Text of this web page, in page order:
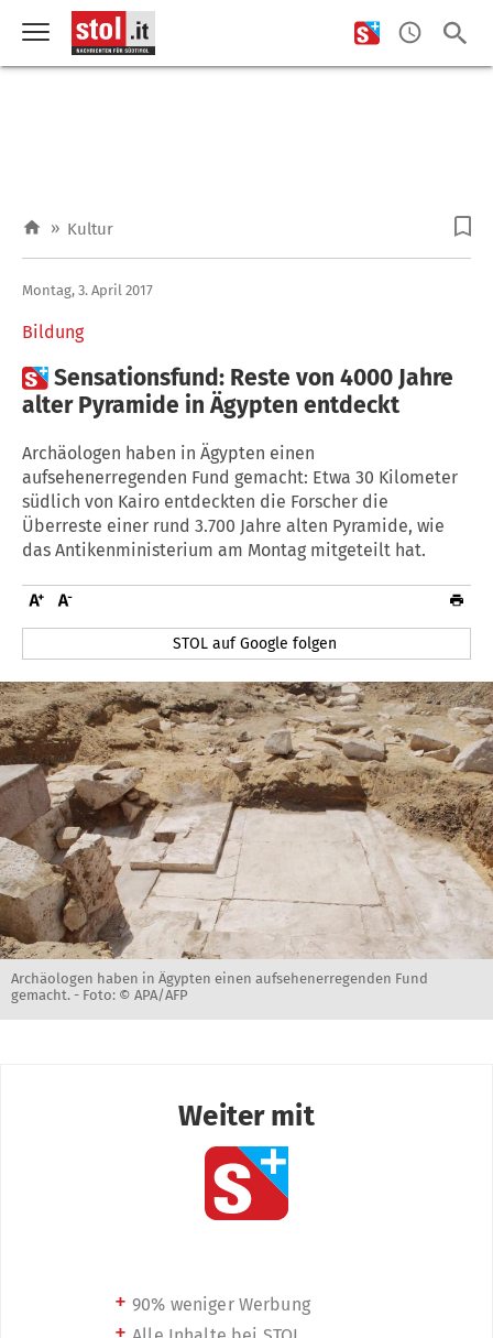
» Kultur
Bildung
Montag, 3. April 2017
Sensationsfund: Reste von 4000 Jahre
alter Pyramide in Ägypten entdeckt
Archäologen haben in Ägypten einen
aufsehenerregenden Fund gemacht: Etwa 30 Kilometer
südlich von Kairo entdeckten die Forscher die
Überreste einer rund 3.700 Jahre alten Pyramide, wie
das Antikenministerium am Montag mitgeteilt hat.
STOL auf Google folgen
Archäologen haben in Ägypten einen aufsehenerregenden Fund
gemacht. - Foto: © APA/AFP